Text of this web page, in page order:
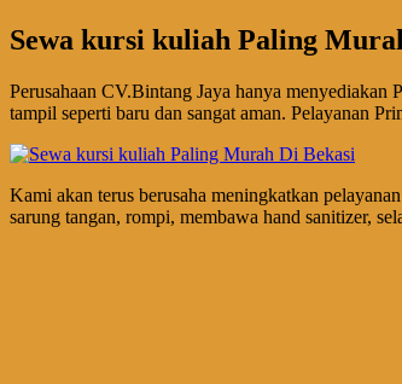
Sewa kursi kuliah Paling
Perusahaan CV.Bintang Jaya hanya
tampil seperti baru dan sangat aman. Pelayanan
Kami akan terus berusaha meningkatkan
sarung tangan, rompi, membawa hand sanitizer,